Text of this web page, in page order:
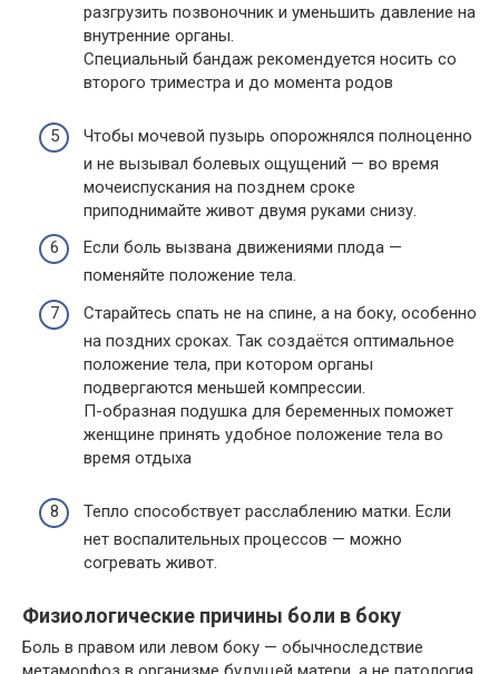
разгрузить позвоночник и уменьшить давление на
внутренние органы.
Специальный бандаж рекомендуется носить со
второго триместра и до момента родов
Чтобы мочевой пузырь опорожнялся полноценно
и не вызывал болевых ощущений — во время
мочеиспускания на позднем сроке
приподнимайте живот двумя руками снизу.
Если боль вызвана движениями плода —
поменяйте положение тела.
Старайтесь спать не на спине, а на боку, особенно
на поздних сроках. Так создаётся оптимальное
положение тела, при котором органы
подвергаются меньшей компрессии.
П-образная подушка для беременных поможет
женщине принять удобное положение тела во
время отдыха
Тепло способствует расслаблению матки. Если
нет воспалительных процессов — можно
согревать живот.
Физиологические причины боли в боку
Боль в правом или левом боку — обычноследствие